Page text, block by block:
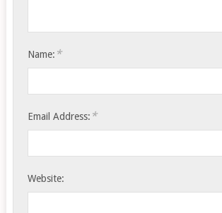
Name: *
Email Address: *
Website: